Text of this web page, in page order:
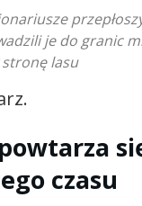
je do granic
stronę lasu
czasu